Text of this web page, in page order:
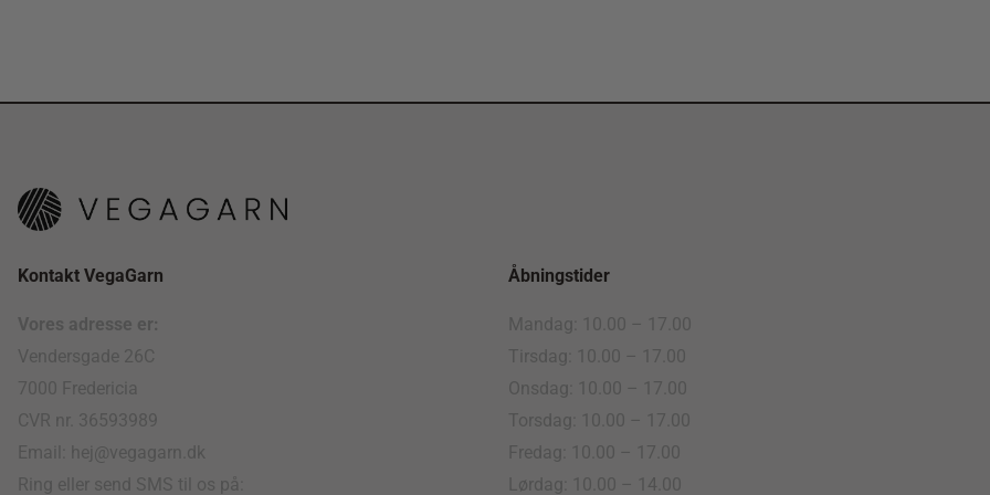
Kontakt VegaGarn
Vores adresse er:
Vendersgade 26C
7000 Fredericia
CVR nr. 36593989
Email: hej@vegagarn.dk
Ring eller send SMS til os på:
Åbningstider
Mandag: 10.00 – 17.00
Tirsdag: 10.00 – 17.00
Onsdag: 10.00 – 17.00
Torsdag: 10.00 – 17.00
Fredag: 10.00 – 17.00
Lørdag: 10.00 – 14.00